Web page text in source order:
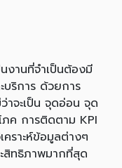
งานที่จำเป็นต้องมี
บริการ ด้วยการ
าจะเป็น จุดอ่อน จุด
ภค การติดตาม KPI
คราะห์ข้อมูลต่างๆ
สิทธิภาพมากที่สุด